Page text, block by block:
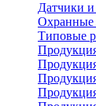
Датчики
Охранные
Типовые